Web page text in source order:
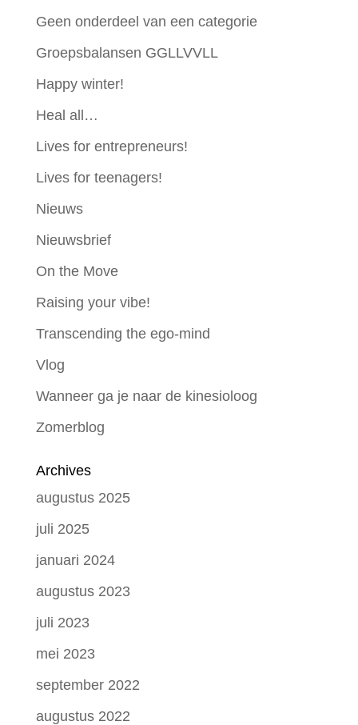
Geen onderdeel van een categorie
Groepsbalansen GGLLVVLL
Happy winter!
Heal all…
Lives for entrepreneurs!
Lives for teenagers!
Nieuws
Nieuwsbrief
On the Move
Raising your vibe!
Transcending the ego-mind
Vlog
Wanneer ga je naar de kinesioloog
Zomerblog
Archives
augustus 2025
juli 2025
januari 2024
augustus 2023
juli 2023
mei 2023
september 2022
augustus 2022